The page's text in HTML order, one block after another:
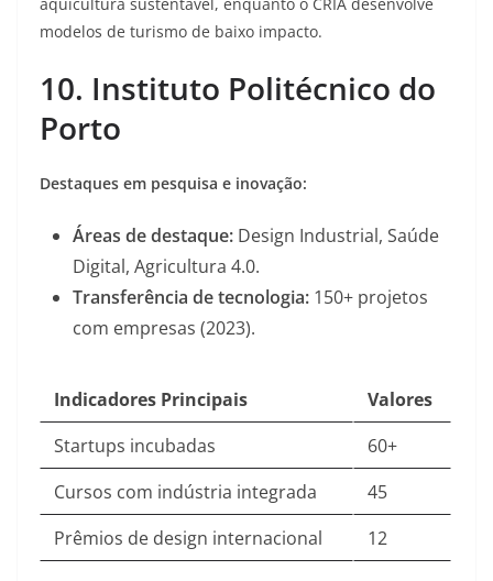
aquicultura sustentável, enquanto o CRIA desenvolve
modelos de turismo de baixo impacto.
10. Instituto Politécnico do
Porto
Destaques em pesquisa e inovação:
Áreas de destaque: Design Industrial, Saúde
Digital, Agricultura 4.0.
Transferência de tecnologia: 150+ projetos
com empresas (2023).
Indicadores Principais
Valores
Startups incubadas
60+
Cursos com indústria integrada
45
Prêmios de design internacional
12